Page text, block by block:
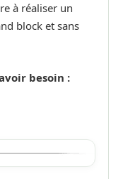
à réaliser un
block et sans
besoin :